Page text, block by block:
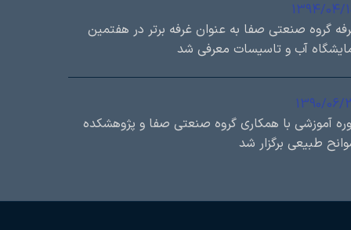
1394/04/
گروه صنعتی صفا به عنوان غرفه برتر در هفتمین
آب و تاسیسات معرفی شد
1390/06/
آموزشی با همكاري گروه صنعتی صفا و پژوهشكده
طبيعی برگزار شد